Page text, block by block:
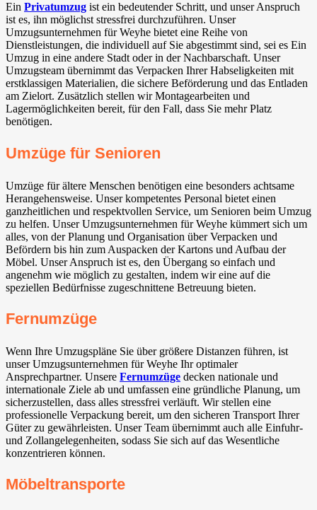
Ein Privatumzug ist ein bedeutender Schritt, und unser Anspruch
ist es, ihn möglichst stressfrei durchzuführen. Unser
Umzugsunternehmen für Weyhe⁠ bietet eine Reihe von
Dienstleistungen, die individuell auf Sie abgestimmt sind, sei es Ein
Umzug in eine andere Stadt oder in der Nachbarschaft. Unser
Umzugsteam übernimmt das Verpacken Ihrer Habseligkeiten mit
erstklassigen Materialien, die sichere Beförderung und das Entladen
am Zielort. Zusätzlich stellen wir Montagearbeiten und
Lagermöglichkeiten bereit, für den Fall, dass Sie mehr Platz
benötigen.
Umzüge für Senioren
Umzüge für ältere Menschen benötigen eine besonders achtsame
Herangehensweise. Unser kompetentes Personal bietet einen
ganzheitlichen und respektvollen Service, um Senioren beim Umzug
zu helfen. Unser Umzugsunternehmen für Weyhe⁠ kümmert sich um
alles, von der Planung und Organisation über Verpacken und
Befördern bis hin zum Auspacken der Kartons und Aufbau der
Möbel. Unser Anspruch ist es, den Übergang so einfach und
angenehm wie möglich zu gestalten, indem wir eine auf die
speziellen Bedürfnisse zugeschnittene Betreuung bieten.
Fernumzüge
Wenn Ihre Umzugspläne Sie über größere Distanzen führen, ist
unser Umzugsunternehmen für Weyhe⁠ Ihr optimaler
Ansprechpartner. Unsere Fernumzüge decken nationale und
internationale Ziele ab und umfassen eine gründliche Planung, um
sicherzustellen, dass alles stressfrei verläuft. Wir stellen eine
professionelle Verpackung bereit, um den sicheren Transport Ihrer
Güter zu gewährleisten. Unser Team übernimmt auch alle Einfuhr-
und Zollangelegenheiten, sodass Sie sich auf das Wesentliche
konzentrieren können.
Möbeltransporte